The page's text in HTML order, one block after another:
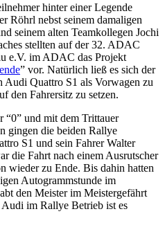
hinter einer Legende
Röhrl nebst seinem damaligen
seinem alten Teamkollegen Jochi
stellten auf der 32. ADAC
e.V. im ADAC das Projekt
” vor. Natürlich ließ es sich der
Audi Quattro S1 als Vorwagen zu
den Fahrersitz zu setzen.
“0” und mit dem Trittauer
gingen die beiden Rallye
S1 und sein Fahrer Walter
die Fahrt nach einem Ausrutscher
wieder zu Ende. Bis dahin hatten
Autogrammstunde im
den Meister im Meistergefährt
Audi im Rallye Betrieb ist es